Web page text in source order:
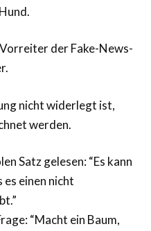
der Fake-News-
nicht widerlegt ist,
werden.
Satz gelesen: “Es kann
es einen nicht
“Macht ein Baum,